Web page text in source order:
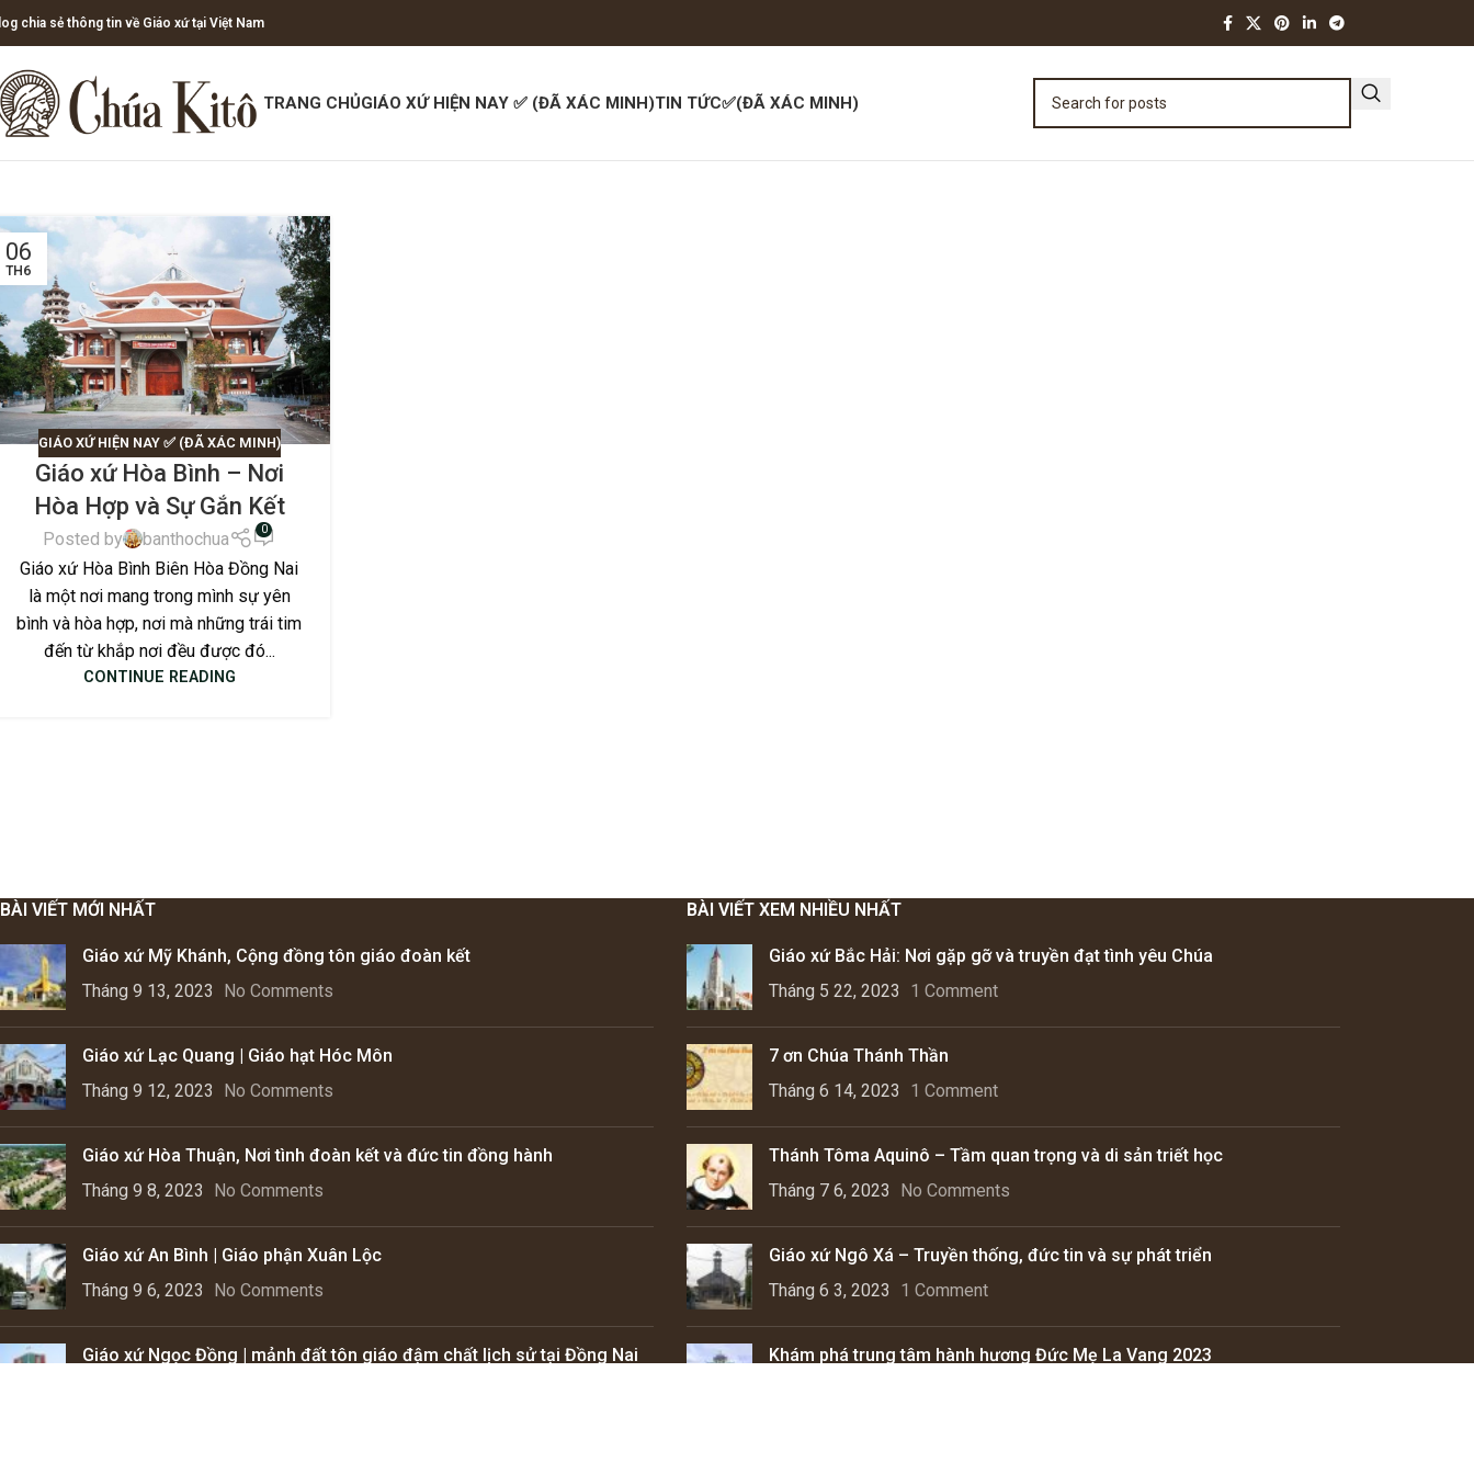
chia sẻ thông tin về Giáo xứ tại Việt Nam
TRANG CHỦGIÁO XỨ HIỆN NAY ✅ (ĐÃ XÁC MINH)TIN TỨC✅(ĐÃ XÁC MINH)
06
TH6
GIÁO XỨ HIỆN NAY ✅ (ĐÃ XÁC MINH)
Giáo xứ Hòa Bình – Nơi
Hòa Hợp và Sự Gắn Kết
Posted by banthochua 0
Giáo xứ Hòa Bình Biên Hòa Đồng Nai
là một nơi mang trong mình sự yên
bình và hòa hợp, nơi mà những trái tim
đến từ khắp nơi đều được đó...
CONTINUE READING
BÀI VIẾT MỚI NHẤT
Giáo xứ Mỹ Khánh, Cộng đồng tôn giáo đoàn kết
Tháng 9 13, 2023
No Comments
Giáo xứ Lạc Quang | Giáo hạt Hóc Môn
Tháng 9 12, 2023
No Comments
Giáo xứ Hòa Thuận, Nơi tình đoàn kết và đức tin đồng hành
Tháng 9 8, 2023
No Comments
Giáo xứ An Bình | Giáo phận Xuân Lộc
Tháng 9 6, 2023
No Comments
Giáo xứ Ngọc Đồng | mảnh đất tôn giáo đậm chất lịch sử tại Đồng Nai
BÀI VIẾT XEM NHIỀU NHẤT
Giáo xứ Bắc Hải: Nơi gặp gỡ và truyền đạt tình yêu Chúa
Tháng 5 22, 2023
1 Comment
7 ơn Chúa Thánh Thần
Tháng 6 14, 2023
1 Comment
Thánh Tôma Aquinô – Tầm quan trọng và di sản triết học
Tháng 7 6, 2023
No Comments
Giáo xứ Ngô Xá – Truyền thống, đức tin và sự phát triển
Tháng 6 3, 2023
1 Comment
Khám phá trung tâm hành hương Đức Mẹ La Vang 2023